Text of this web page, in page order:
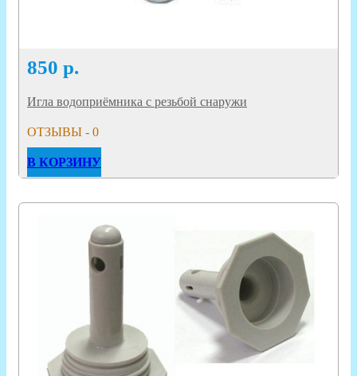
850 р.
Игла водоприёмника с резьбой снаружи
ОТЗЫВЫ - 0
В КОРЗИНУ